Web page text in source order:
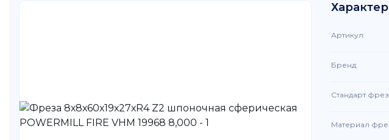
Артикул:
Бренд:
Стандарт
Материал